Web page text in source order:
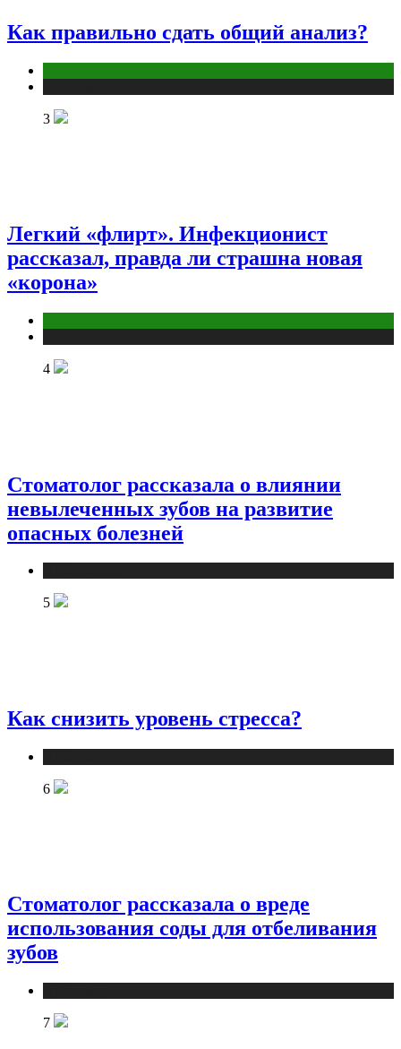
Как правильно сдать общий анализ?
3
Легкий «флирт». Инфекционист
рассказал, правда ли страшна новая
«корона»
4
Стоматолог рассказала о влиянии
невылеченных зубов на развитие
опасных болезней
5
Как снизить уровень стресса?
6
Стоматолог рассказала о вреде
использования соды для отбеливания
зубов
7